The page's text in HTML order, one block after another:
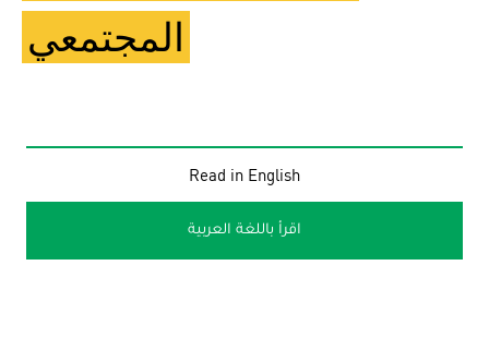
المجتمعي
Read in English
اقرأ باللغة العربية